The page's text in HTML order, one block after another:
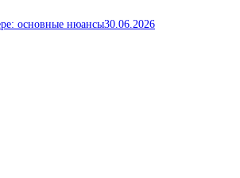
основные нюансы30.06.2026